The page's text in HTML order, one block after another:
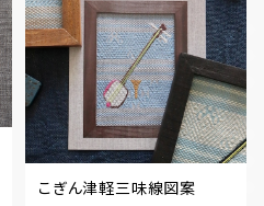
こぎん津軽三味線図案